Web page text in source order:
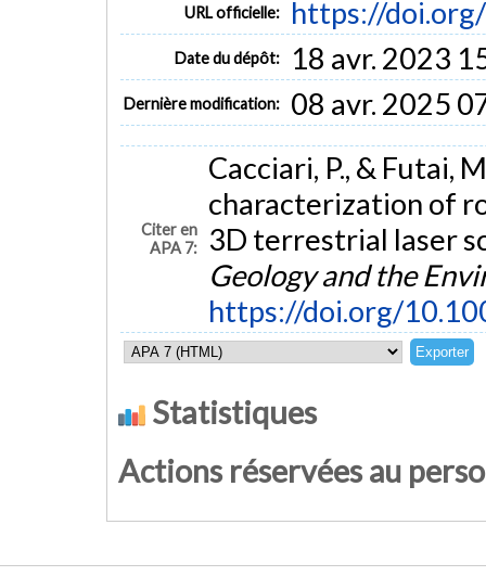
URL officielle: https://
Date du dépôt: 18 avr. 2023
Dernière modification: 08 avr. 2025
Citer en
APA 7:
Cacciari, P., & Futai,
characterization of
3D terrestrial laser
Geology and the
https://doi.org/
Statistiques
Actions réservées au